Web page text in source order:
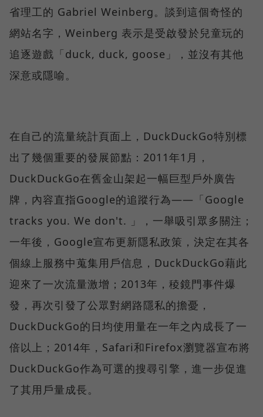
省理工的 Gabriel Weinberg。談到這個奇怪的
網站名字，Weinberg 表示是受啟發於兒童玩的
追逐遊戲「duck, duck, goose」，並沒有其他
深意或隱喻。
在自己的流量統計頁面上，DuckDuckGo特別標
出了幾個重要的發展節點：2011年1月，
DuckDuckGo在舊金山架起一幅巨型戶外廣告
牌，內容直指Google的追蹤行為——「Google
tracks you. We don't. 」，一舉吸引眾多關注；
一年後，Google宣布更新隱私政策，決定在其各
個線上服務中蒐集用戶信息，DuckDuckGo藉此
迎來了一次流量激增；2013年，稜鏡門事件爆
發，再次引發了公眾對網路隱私的擔憂，
DuckDuckGo的日均使用量在一年之內成長了一
倍以上；2014年，Safari和Firefox瀏覽器宣布將
DuckDuckGo作為可選的搜尋引擎，進一步促進
了其用戶量成長。